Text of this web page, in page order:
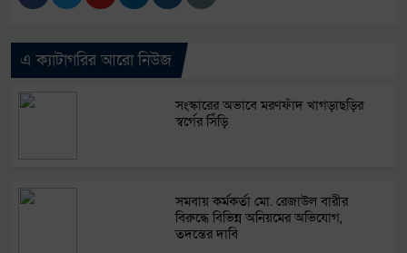
এ ক্যাটাগরির আরো নিউজ
সংস্কারের অভাবে মরণফাঁদ খাগড়াছড়ির
স্বর্গের সিঁড়ি
সমবায় কর্মকর্তা মো. রেজাউল বারীর
বিরুদ্ধে বিভিন্ন অনিয়মের অভিযোগ,
তদন্তের দাবি